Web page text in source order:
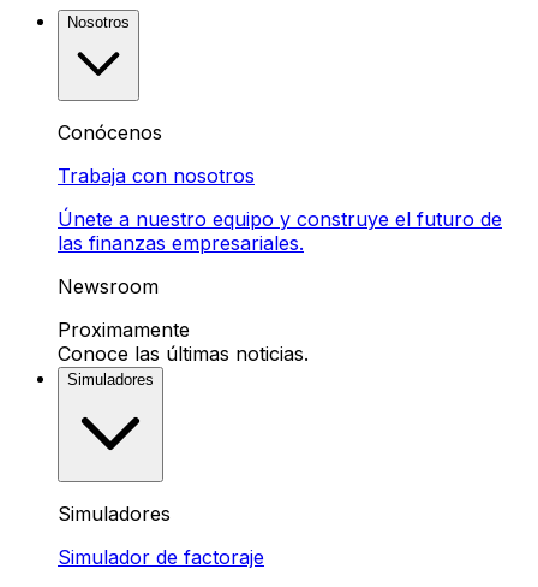
Nosotros
Conócenos
Trabaja con nosotros
Únete a nuestro equipo y construye el futuro de
las finanzas empresariales.
Newsroom
Proximamente
Conoce las últimas noticias.
Simuladores
Simuladores
Simulador de factoraje